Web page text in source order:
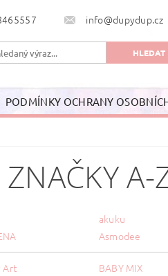
info@dupydup.cz
PODMÍNKY OCHRANY
A-
akuku
Asmodee
Art BABY MIX